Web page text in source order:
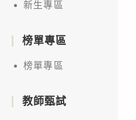
新生專區
榜單專區
榜單專區
教師甄試